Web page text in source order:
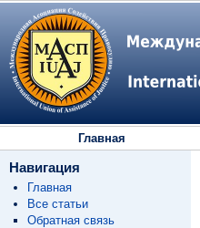
Главная
Навигация
Главная
Все статьи
Обратная связь